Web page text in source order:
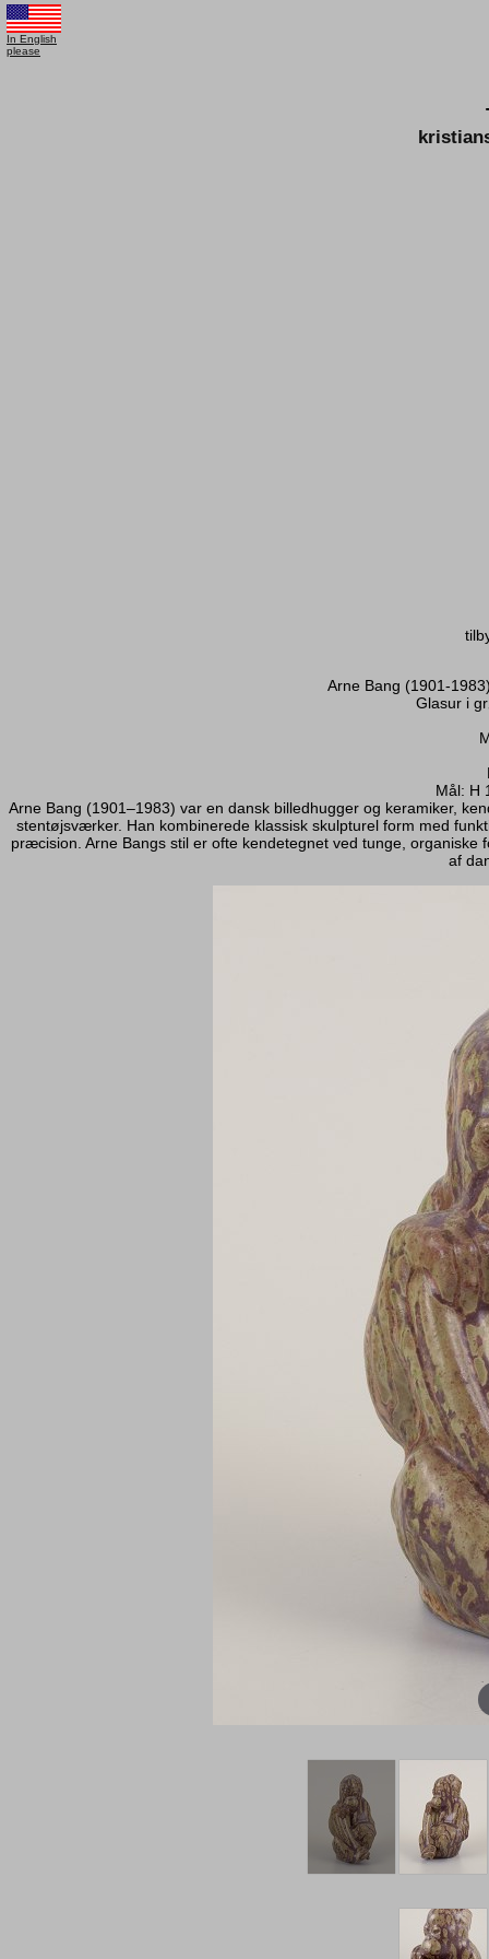
In English
please
Arne Bang (1901-
Glasur i
Mål: H
Arne Bang (1901–1983) var en dansk billedhugger og keramiker,
stentøjsværker. Han kombinerede klassisk skulpturel form med
præcision. Arne Bangs stil er ofte kendetegnet ved tunge,
af